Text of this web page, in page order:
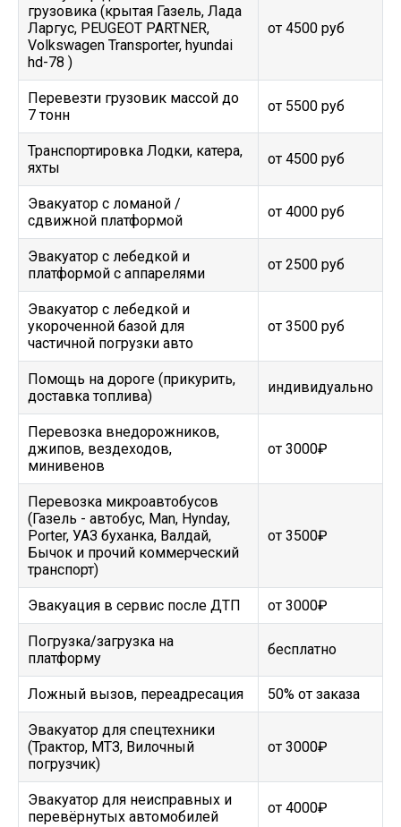
грузовика (крытая Газель, Лада
Ларгус, PEUGEOT PARTNER,
Volkswagen Transporter, hyundai
hd-78 )
от 4500 руб
Перевезти грузовик массой до
7 тонн
от 5500 руб
Транспортировка Лодки, катера,
яхты
от 4500 руб
Эвакуатор c ломаной /
сдвижной платформой
от 4000 руб
Эвакуатор с лебедкой и
платформой с аппарелями
от 2500 руб
Эвакуатор с лебедкой и
укороченной базой для
частичной погрузки авто
от 3500 руб
Помощь на дороге (прикурить,
доставка топлива)
индивидуально
Перевозка внедорожников,
джипов, вездеходов,
минивенов
от 3000₽
Перевозка микроавтобусов
(Газель - автобус, Man, Hynday,
Porter, УАЗ буханка, Валдай,
Бычок и прочий коммерческий
транспорт)
от 3500₽
Эвакуация в сервис после ДТП от 3000₽
Погрузка/загрузка на
платформу
бесплатно
Ложный вызов, переадресация 50% от заказа
Эвакуатор для спецтехники
(Трактор, МТЗ, Вилочный
погрузчик)
от 3000₽
Эвакуатор для неисправных и
перевёрнутых автомобилей
от 4000₽